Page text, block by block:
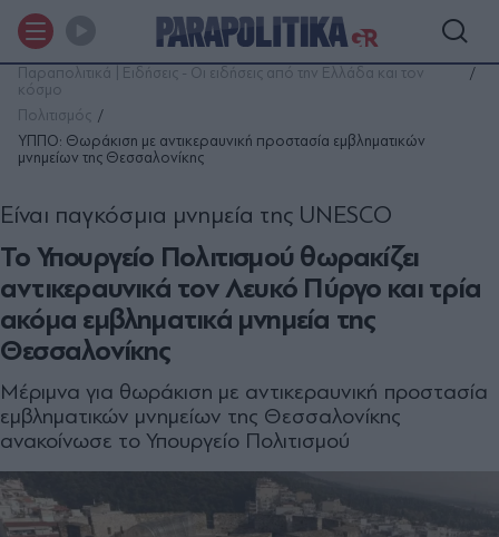
Παραπολιτικά | Ειδήσεις - Οι ειδήσεις από την Ελλάδα και τον
κόσμο
Πολιτισμός
ΥΠΠΟ: Θωράκιση με αντικεραυνική προστασία εμβληματικών
μνημείων της Θεσσαλονίκης
Το Υπουργείο Πολιτισμού θωρακίζει
αντικεραυνικά τον Λευκό Πύργο και τρία
ακόμα εμβληματικά μνημεία της
Θεσσαλονίκης
Είναι παγκόσμια μνημεία της UNESCO
Μέριμνα για θωράκιση με αντικεραυνική προστασία
εμβληματικών μνημείων της Θεσσαλονίκης
ανακοίνωσε το Υπουργείο Πολιτισμού